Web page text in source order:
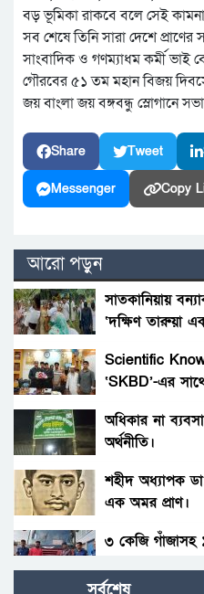
বড় ভূমিকা রাকবে বলে সেই
সব শেষে তিনি সারা দেশে
সাংবাদিক ও গণম্যাধম কর্মী
গৌরবের ৫১ তম মহান বিজয়
জয় বাংলা জয় বঙ্গবন্ধু স্লোগানে
Share Tweet
Messenger Copy
আরো পড়ুন
সাতকানিয়ায়
‘দক্ষিণ তারুয়া
Scientific
‘SKBD’-এর
অধিকার না
অর্থনীতি।
শহীদ অধ্যাপক
এক অমর প্রাণ।
৩ কেজি গাঁজাসহ